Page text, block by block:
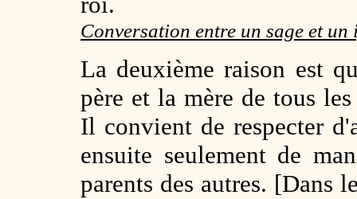
Conversation entre un sage et
La deuxième raison est
père et la mère de tous
Il convient de respecter
ensuite seulement de
parents des autres. [Dans